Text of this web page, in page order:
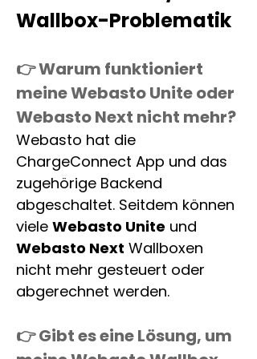
Wallbox-Problematik
👉 Warum funktioniert
meine Webasto Unite oder
Webasto Next nicht mehr?
Webasto hat die
ChargeConnect App und das
zugehörige Backend
abgeschaltet. Seitdem können
viele Webasto Unite und
Webasto Next Wallboxen
nicht mehr gesteuert oder
abgerechnet werden.
👉 Gibt es eine Lösung, um